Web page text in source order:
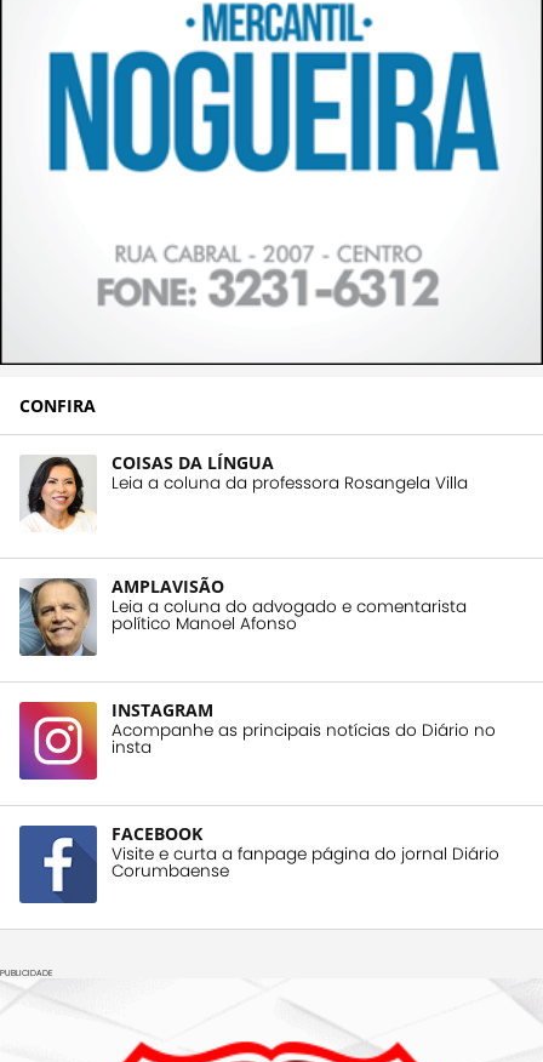
CONFIRA
COISAS DA LÍNGUA
Leia a coluna da professora Rosangela Villa
AMPLAVISÃO
Leia a coluna do advogado e comentarista
político Manoel Afonso
INSTAGRAM
Acompanhe as principais notícias do Diário no
insta
FACEBOOK
Visite e curta a fanpage página do jornal Diário
Corumbaense
PUBLICIDADE